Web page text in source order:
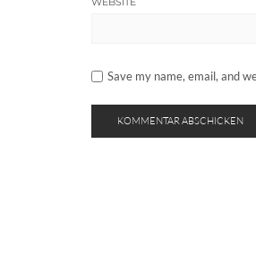
Save my name, email, and